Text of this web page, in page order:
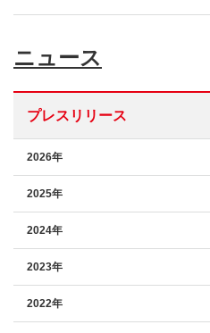
ニュース
プレスリリース
2026年
2025年
2024年
2023年
2022年